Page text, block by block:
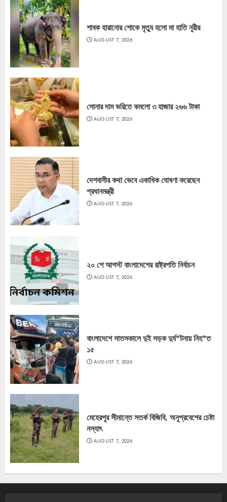
শাবক হারানোর শোকে মৃত্যু হলো মা হাতি নূরীর
AUGUST 7, 2026
সোনার দাম ভরিতে কমলো ৩ হাজার ২৬৬ টাকা
AUGUST 7, 2026
দেশবাসীর কথা ভেবে একাধিক ঘোষণা করেছেন
প্রধানমন্ত্রী
AUGUST 7, 2026
২০ শে আগস্ট বাংলাদেশের রাষ্ট্রপতি নির্বাচন
AUGUST 7, 2026
বাংলাদেশে সাতসকালে দুই সড়ক দুর্ঘ*টনায় নিহ*ত
১৫
AUGUST 7, 2026
মেহেরপুর সীমান্তে সতর্ক বিজিবি, অনুপ্রবেশের চেষ্টা
নস্যাৎ
AUGUST 7, 2026